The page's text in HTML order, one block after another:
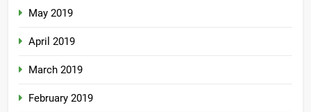
May 2019
April 2019
March 2019
February 2019